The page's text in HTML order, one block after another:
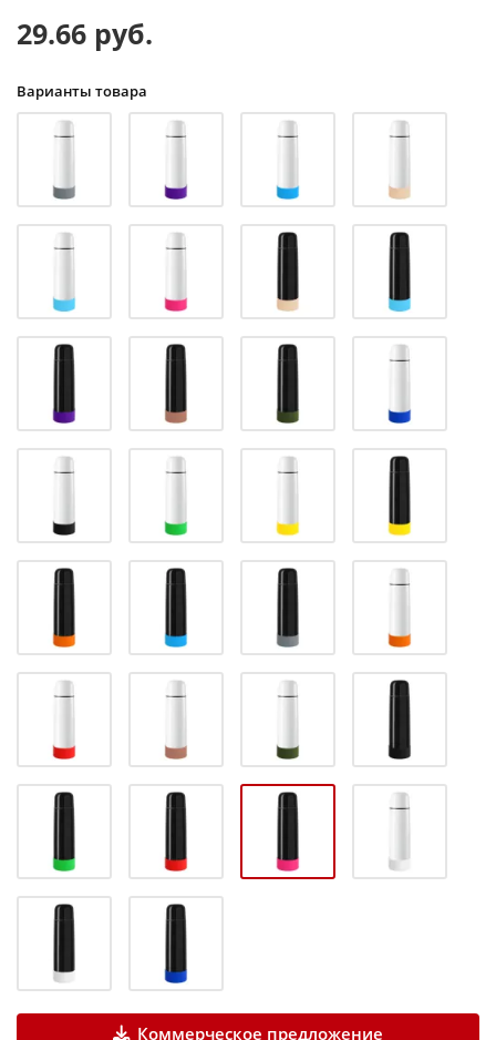
29.66 руб.
Варианты товара
Коммерческое предложение